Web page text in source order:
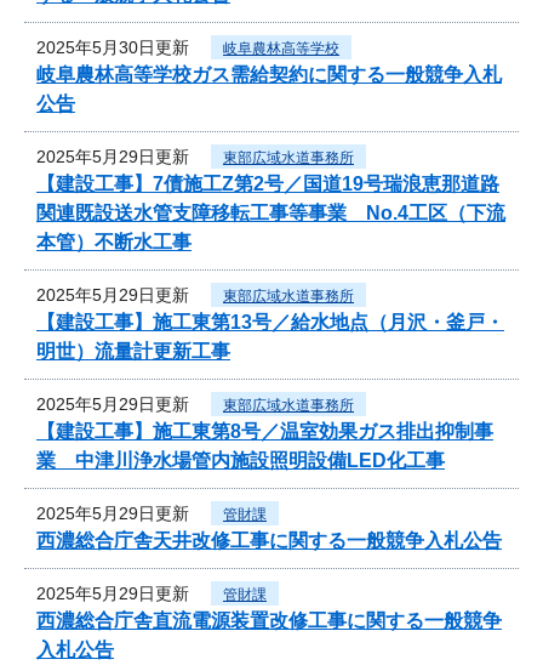
2025年5月30日更新 岐阜農林高等学校
岐阜農林高等学校ガス需給契約に関する一般競争入札
公告
2025年5月29日更新 東部広域水道事務所
【建設工事】7債施工Z第2号／国道19号瑞浪恵那道路
関連既設送水管支障移転工事等事業 No.4工区（下流
本管）不断水工事
2025年5月29日更新 東部広域水道事務所
【建設工事】施工東第13号／給水地点（月沢・釜戸・
明世）流量計更新工事
2025年5月29日更新 東部広域水道事務所
【建設工事】施工東第8号／温室効果ガス排出抑制事
業 中津川浄水場管内施設照明設備LED化工事
2025年5月29日更新 管財課
西濃総合庁舎天井改修工事に関する一般競争入札公告
2025年5月29日更新 管財課
西濃総合庁舎直流電源装置改修工事に関する一般競争
入札公告